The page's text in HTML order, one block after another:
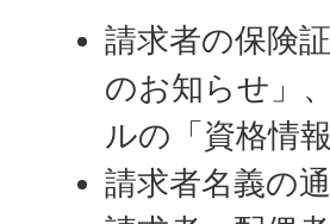
請求者の保険
のお知らせ」
ルの「資格情報
請求者名義の